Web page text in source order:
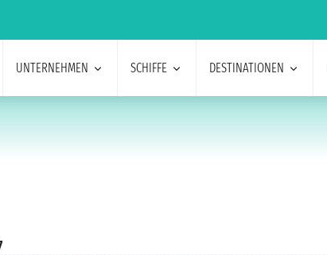
UNTERNEHMEN SCHIFFE DESTINATIONEN